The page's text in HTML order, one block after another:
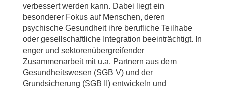
verbessert werden kann. Dabei liegt ein
besonderer Fokus auf Menschen, deren
psychische Gesundheit ihre berufliche Teilhabe
oder gesellschaftliche Integration beeinträchtigt. In
enger und sektorenübergreifender
Zusammenarbeit mit u.a. Partnern aus dem
Gesundheitswesen (SGB V) und der
Grundsicherung (SGB II) entwickeln und